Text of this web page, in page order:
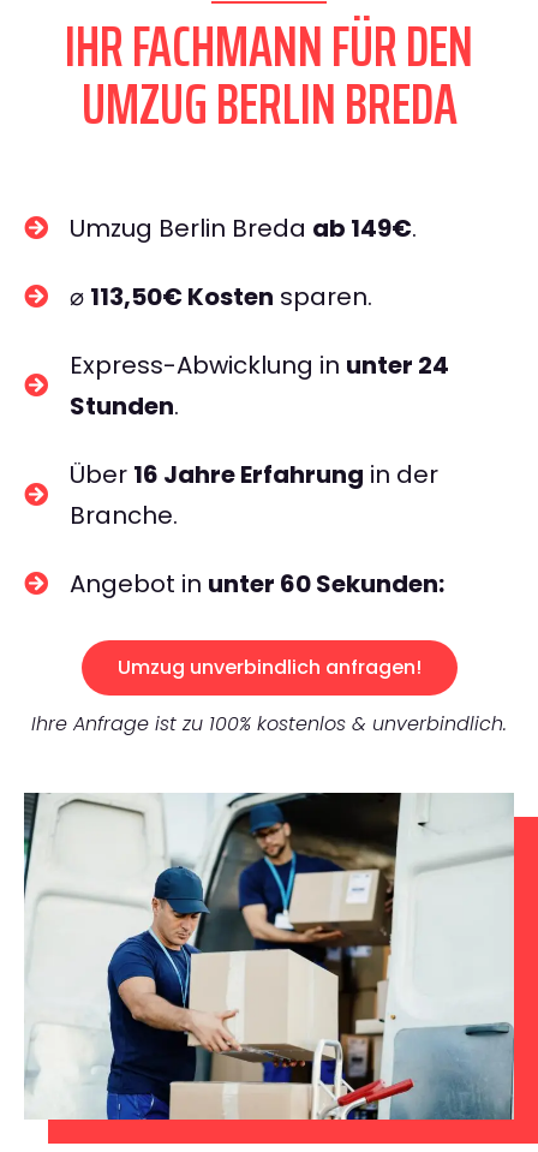
IHR FACHMANN FÜR DEN
UMZUG BERLIN BREDA
Umzug Berlin Breda ab 149€.
⌀ 113,50€ Kosten sparen.
Express-Abwicklung in unter 24
Stunden.
Über 16 Jahre Erfahrung in der
Branche.
Angebot in unter 60 Sekunden:
Umzug unverbindlich anfragen!
Ihre Anfrage ist zu 100% kostenlos & unverbindlich.